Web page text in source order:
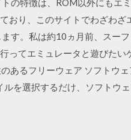
おり、このサイトでわざわざ
す。私は約10ヵ月前、スー
てエミュレータと遊びたい
あるフリーウェア ソフトウ
を選択するだけ、ソフトウ